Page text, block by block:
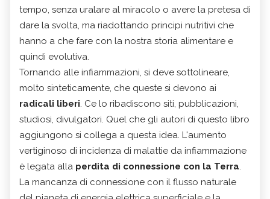
tempo, senza uralare al miracolo o avere la pretesa di
dare la svolta, ma riadottando principi nutritivi che
hanno a che fare con la nostra storia alimentare e
quindi evolutiva.
Tornando alle infiammazioni, si deve sottolineare,
molto sinteticamente, che queste si devono ai
radicali liberi. Ce lo ribadiscono siti, pubblicazioni,
studiosi, divulgatori. Quel che gli autori di questo libro
aggiungono si collega a questa idea. L'aumento
vertiginoso di incidenza di malattie da infiammazione
è legata alla perdita di connessione con la Terra.
La mancanza di connessione con il flusso naturale